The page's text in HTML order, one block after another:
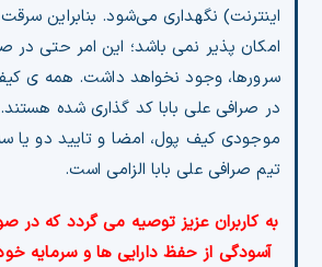
اینترنت) نگهداری می‌شود. بنابراین
امکان پذیر نمی باشد؛ این امر حتی در
سرورها، وجود نخواهد داشت. همه ی
در صرافی علی بابا کد گذاری شده
موجودی کیف پول، امضا و تایید دو یا
تیم صرافی علی بابا الزامی است.
به کاربران عزیز توصیه می گردد که
آسودگی از حفظ دارایی ها و سرمایه